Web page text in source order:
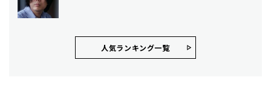
人気ランキング⼀覧